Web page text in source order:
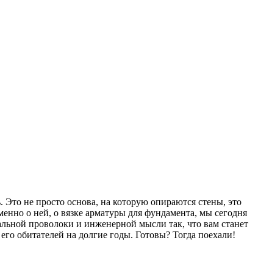
не просто основа, на которую опираются стены, это
о ней, о вязке арматуры для фундамента, мы сегодня
проволоки и инженерной мысли так, что вам станет
обитателей на долгие годы. Готовы? Тогда поехали!